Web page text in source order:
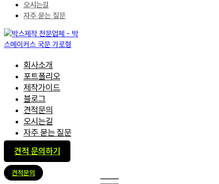
오시는길
자주 묻는 질문
회사소개
포트폴리오
제작가이드
블로그
견적문의
오시는길
자주 묻는 질문
견적 문의하기
견적문의